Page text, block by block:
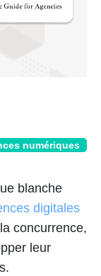
numériques
blanche
digitales
concurrence,
leur